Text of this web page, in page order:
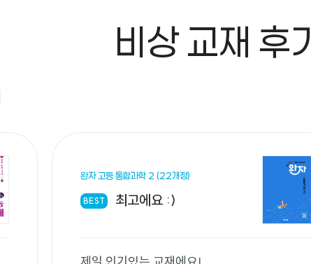
비상 교재 후기
완자 고등 통합과학 2 (22개정)
BEST 최고에요 :)